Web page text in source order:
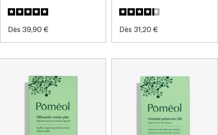
Prix
Dès 39,90 €
Prix
Dès 31,20 €